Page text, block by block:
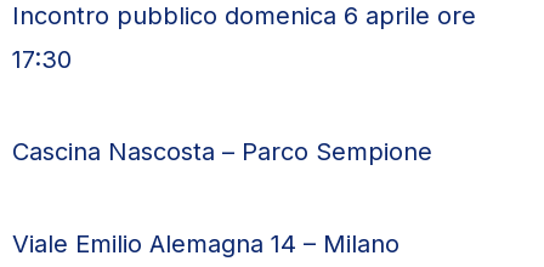
Incontro pubblico domenica 6 aprile ore
17:30
Cascina Nascosta – Parco Sempione
Viale Emilio Alemagna 14 – Milano